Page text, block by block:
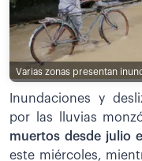
Varias zonas presentan
Inundaciones y
por las lluvias
muertos desde julio
este miércoles,